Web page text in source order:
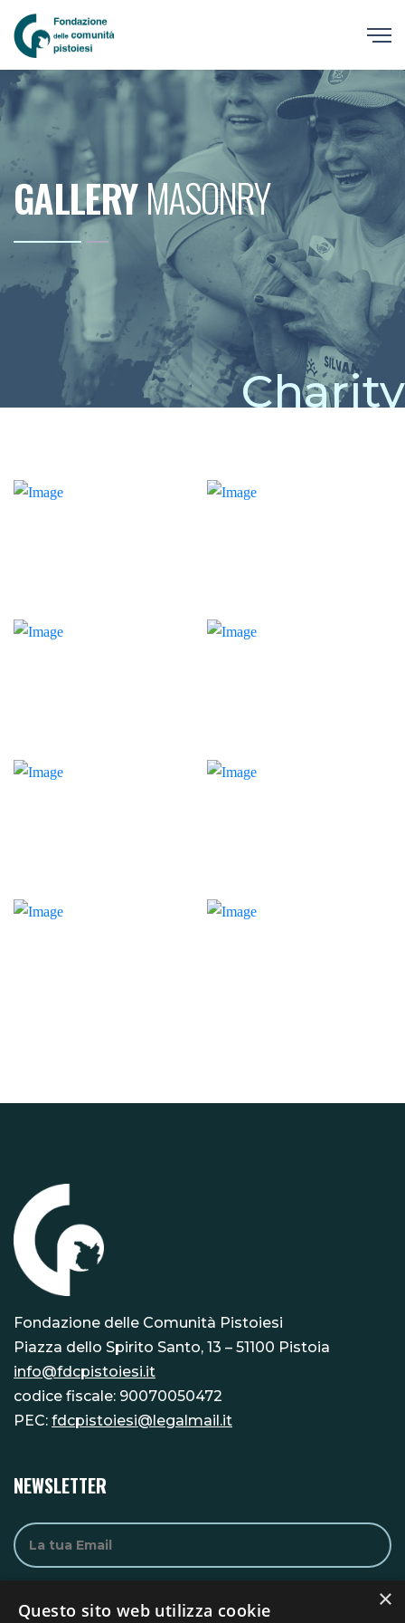
GALLERYMASONRY
Charity
Fondazione delle Comunità Pistoiesi
Piazza dello Spirito Santo, 13 – 51100 Pistoia
info@fdcpistoiesi.it
codice fiscale: 90070050472
PEC: fdcpistoiesi@legalmail.it
NEWSLETTER
×
Questo sito web utilizza cookie